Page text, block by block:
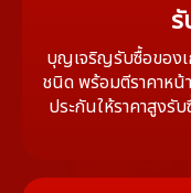
รั
บุญเจริญรับซื้อของเ
ชนิด พร้อมตีราคาหน้
ประกันให้ราคาสูง